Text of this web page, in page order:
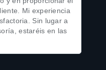
Mi experiencia
Sin lugar a
estaréis en las